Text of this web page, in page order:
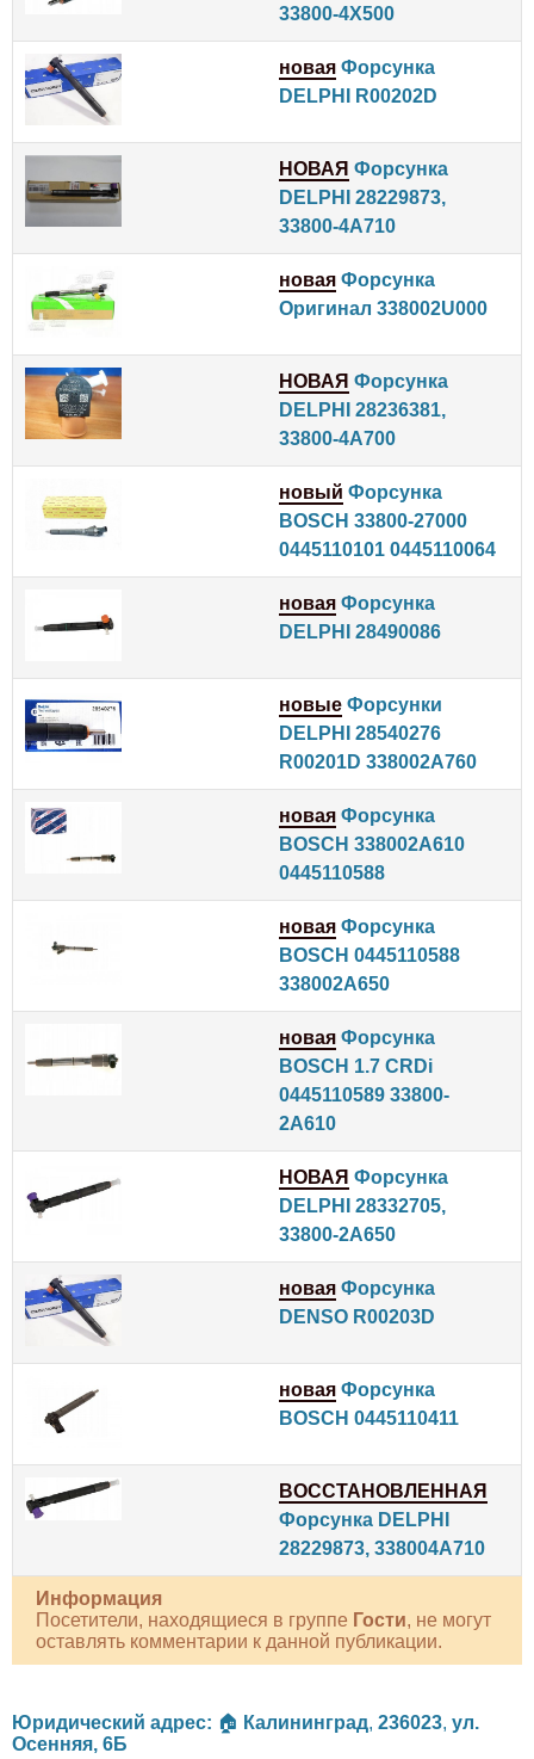
33800-4X500
новая Форсунка
DELPHI R00202D
НОВАЯ Форсунка
DELPHI 28229873,
33800-4A710
новая Форсунка
Оригинал 338002U000
НОВАЯ Форсунка
DELPHI 28236381,
33800-4A700
новый Форсунка
BOSCH 33800-27000
0445110101 0445110064
новая Форсунка
DELPHI 28490086
новые Форсунки
DELPHI 28540276
R00201D 338002A760
новая Форсунка
BOSCH 338002A610
0445110588
новая Форсунка
BOSCH 0445110588
338002A650
новая Форсунка
BOSCH 1.7 CRDi
0445110589 33800-
2A610
НОВАЯ Форсунка
DELPHI 28332705,
33800-2A650
новая Форсунка
DENSO R00203D
новая Форсунка
BOSCH 0445110411
ВОССТАНОВЛЕННАЯ
Форсунка DELPHI
28229873, 338004A710
Информация
Посетители, находящиеся в группе Гости, не могут
оставлять комментарии к данной публикации.
Юридический адрес: 🏠 Калининград, 236023, ул.
Осенняя, 6Б